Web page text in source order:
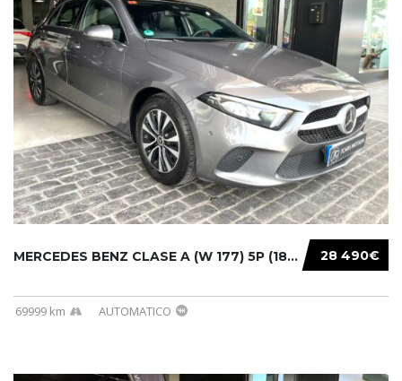
28 490€
MERCEDES BENZ CLASE A (W 177) 5P (18-) 2020....
69999 km AUTOMATICO